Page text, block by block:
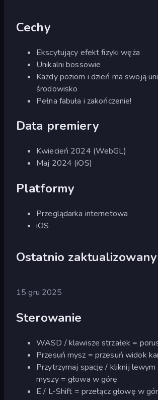
Cechy
Ekscytujący efekt fizyki węża
Unikalni bossowie
Każdy poziom i dzień ma swoją
środowisko
Pełna fabuła i zakończenie!
Data premiery
Kwiecień 2024 (WebGL)
Maj 2024 (iOS)
Platformy
Przeglądarka internetowa
iOS
Ostatnio zaktualizowany
15 gru 2025
Sterowanie
WASD / klawisze strzałek =
Przesuń mysz = przesuń widok
Przytrzymaj spację / kliknij lewym
myszy = głowa w górę
E / L-Shift = przełącz głowę w